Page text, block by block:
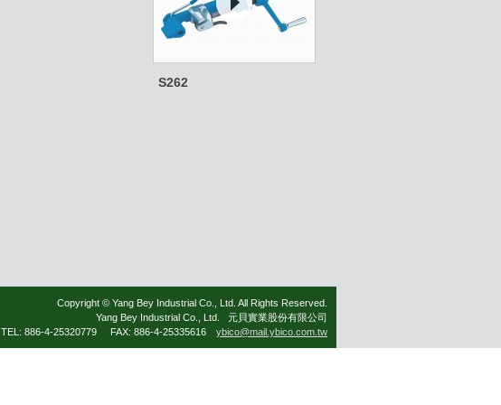
S262
Copyright © Yang Bey Industrial Co., Ltd. All Rights Reserved.
Yang Bey Industrial Co., Ltd. 元貝實業股份有限公司
TEL: 886-4-25320779 FAX: 886-4-25335616 ybico@mail.ybico.com.tw